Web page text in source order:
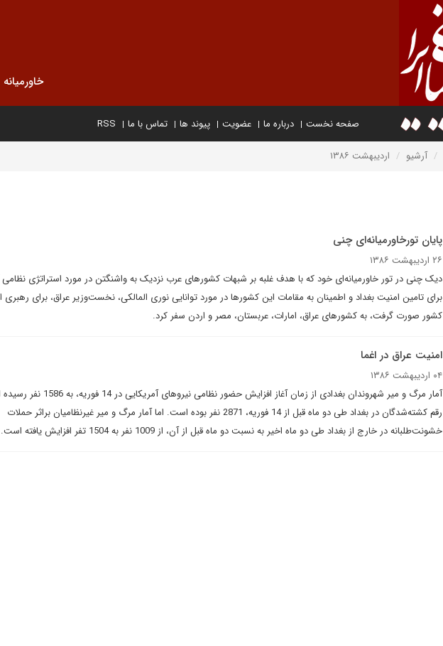
خاورمیانه
صفحه نخست درباره ما عضویت پیوند ها تماس با ما RSS
آرشیو اردیبهشت ۱۳۸۶
پايان تورخاورميانه‌اى چنى
۲۶ اردیبهشت ۱۳۸۶
ديک چنى در تور خاورميانه‌اى خود که با هدف غلبه بر شبهات کشورهاى عرب نزديک به واشنگتن در مورد استراتژى نظامى
براى تامين امنيت بغداد و اطمينان به مقامات اين کشورها در مورد توانايى نورى المالکى، نخست‌وزير عراق، براى رهبرى
کشور صورت گرفت، به کشورهاى عراق، امارات، عربستان، مصر و اردن سفر کرد.
امنيت عراق در اغما
۰۴ اردیبهشت ۱۳۸۶
آمار مرگ و مير شهروندان بغدادى از زمان آغاز افزايش حضور نظامى نيروهاى
رقم کشته‌شدگان در بغداد طى دو ماه قبل از 14 فوريه، 2871 نفر بوده است. اما آمار مرگ و مير غيرنظاميان براثر حملات
خشونت‌طلبانه در خارج از بغداد طى دو ماه اخير به نسبت دو ماه قبل از آن، از 1009 نفر به 1504 تفر افزايش يافته است.